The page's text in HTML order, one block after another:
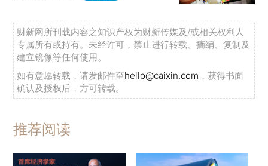
财新网所刊载内容之知识产权为财新传媒及/或相关权利人
专属所有或持有。未经许可，禁止进行转载、摘编、复制及
建立镜像等任何使用。
如有意愿转载，请发邮件至hello@caixin.com ，获得书面
确认及授权后，方可转载。
推荐阅读